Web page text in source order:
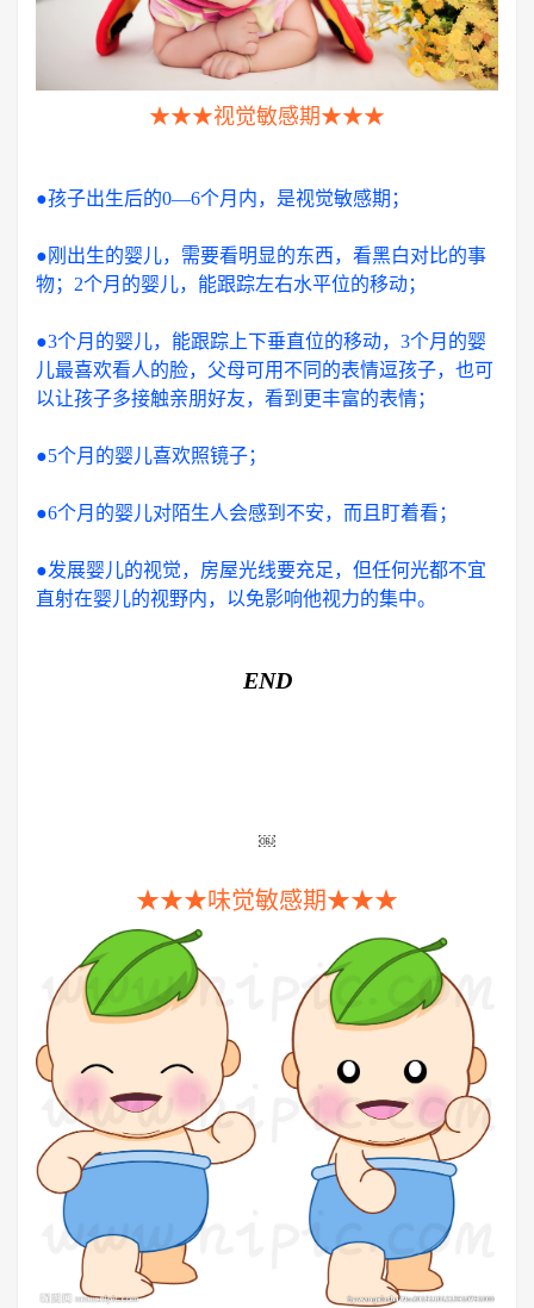
★★★视觉敏感期★★★
●孩子出生后的0—6个月内，是视觉敏感期；
●刚出生的婴儿，需要看明显的东西，看黑白对比的事
物；2个月的婴儿，能跟踪左右水平位的移动；
●3个月的婴儿，能跟踪上下垂直位的移动，3个月的婴
儿最喜欢看人的脸，父母可用不同的表情逗孩子，也可
以让孩子多接触亲朋好友，看到更丰富的表情；
●5个月的婴儿喜欢照镜子；
●6个月的婴儿对陌生人会感到不安，而且盯着看；
●发展婴儿的视觉，房屋光线要充足，但任何光都不宜
直射在婴儿的视野内，以免影响他视力的集中。
END
￼
★★★味觉敏感期★★★